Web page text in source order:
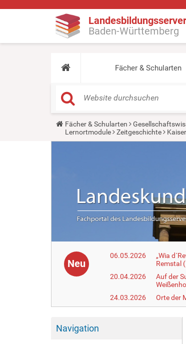
Landesbildungsserver
Baden-Württemberg
Fächer & Schularten
Y
u
Fächer & Schularten
Lernortmodule
Zeitgeschichte
Neu
06.05.2026
„Wia
Remstal
20.04.2026
Auf der
24.03.2026
Orte der
Navigation